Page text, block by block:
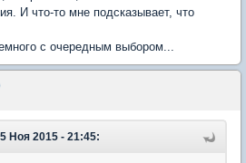
И что-то мне подсказывает, что
с очередным выбором...
Ноя 2015 - 21:45: